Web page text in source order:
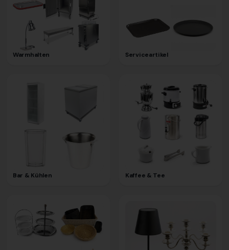
Warmhalten Serviceartikel
Bar & Kühlen Kaffee & Tee